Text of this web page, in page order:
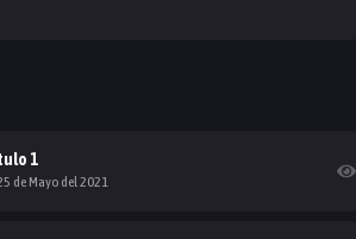
1
de Mayo del 2021